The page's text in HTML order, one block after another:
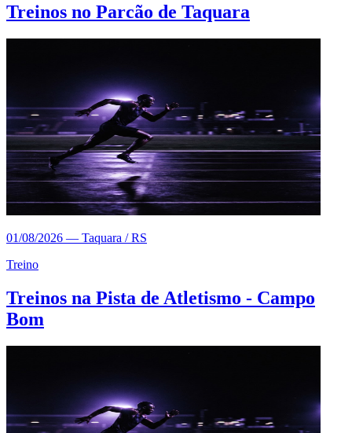
Treinos no Parcão de Taquara
01/08/2026 — Taquara / RS
Treino
Treinos na Pista de Atletismo - Campo
Bom